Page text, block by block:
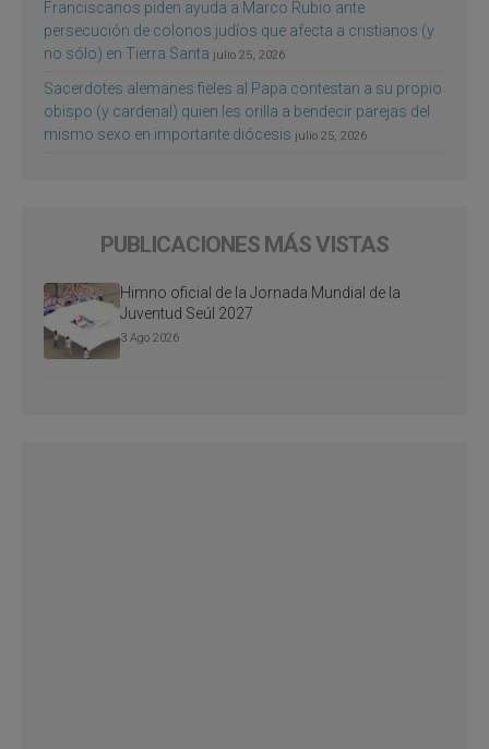
Franciscanos piden ayuda a Marco Rubio ante
persecución de colonos judíos que afecta a cristianos (y
no sólo) en Tierra Santa julio 25, 2026
Sacerdotes alemanes fieles al Papa contestan a su propio
obispo (y cardenal) quien les orilla a bendecir parejas del
mismo sexo en importante diócesis julio 25, 2026
PUBLICACIONES MÁS VISTAS
Himno oficial de la Jornada Mundial de la
Juventud Seúl 2027
3 Ago 2026